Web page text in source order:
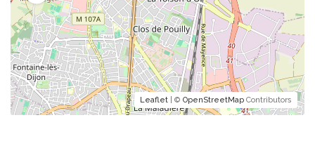
Leaflet | © OpenStreetMap Contributors